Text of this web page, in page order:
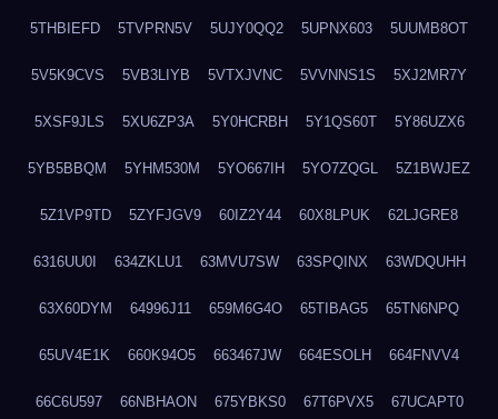
5THBIEFD 5TVPRN5V 5UJY0QQ2 5UPNX603 5UUMB8OT
5V5K9CVS 5VB3LIYB 5VTXJVNC 5VVNNS1S 5XJ2MR7Y
5XSF9JLS 5XU6ZP3A 5Y0HCRBH 5Y1QS60T 5Y86UZX6
5YB5BBQM 5YHM530M 5YO667IH 5YO7ZQGL 5Z1BWJEZ
5Z1VP9TD 5ZYFJGV9 60IZ2Y44 60X8LPUK 62LJGRE8
6316UU0I 634ZKLU1 63MVU7SW 63SPQINX 63WDQUHH
63X60DYM 64996J11 659M6G4O 65TIBAG5 65TN6NPQ
65UV4E1K 660K94O5 663467JW 664ESOLH 664FNVV4
66C6U597 66NBHAON 675YBKS0 67T6PVX5 67UCAPT0